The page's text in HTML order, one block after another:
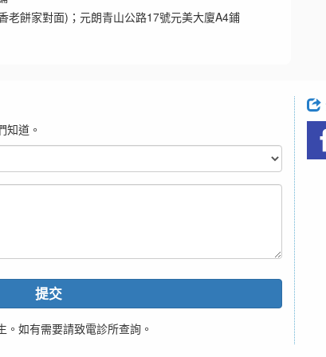
老餅家對面)；元朗青山公路17號元美大廈A4鋪
知道。
提交
如有需要請致電診所查詢。